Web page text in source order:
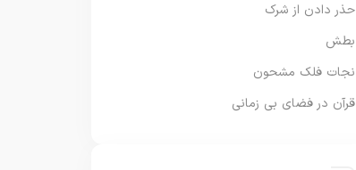
حذر دادن از شرک
بطش
نجات فلک مشحون
قرآن در فضای بی زمانی